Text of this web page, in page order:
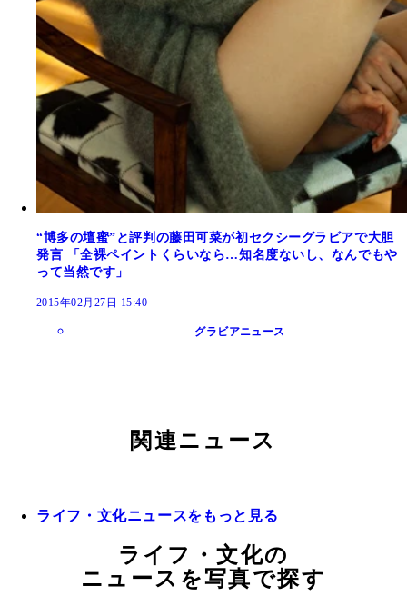
“博多の壇蜜”と評判の藤田可菜が初セクシーグラビアで大胆
発言 「全裸ペイントくらいなら…知名度ないし、なんでもや
って当然です」
2015年02月27日 15:40
グラビアニュース
関連ニュース
ライフ・文化ニュースをもっと見る
ライフ・文化の
ニュースを写真で探す